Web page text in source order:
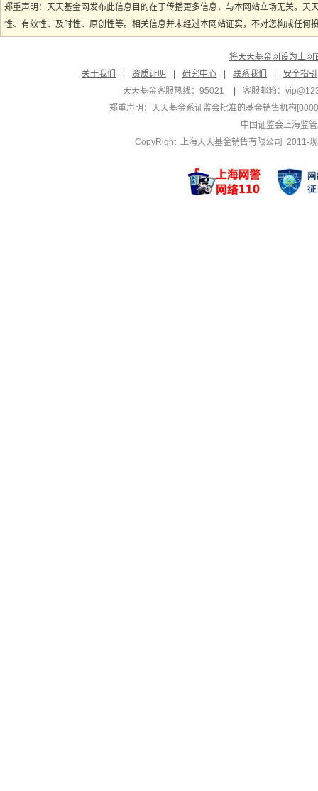
郑重声明：天天基金网发布此信息目的在于传播更多信息，与本网站立场无关。
性、有效性、及时性、原创性等。相关信息并未经过本网站证实，不对您构成任
将天天基金网设为上网
关于我们
资质证明 研究中心 联系我们
安全指引
天天基金客服热线：95021
客服邮箱：
郑重声明： 天天基金系证监会批准的基金销售机构
中国证监会上海监
CopyRight 上海天天基金销售有限公司 2011-